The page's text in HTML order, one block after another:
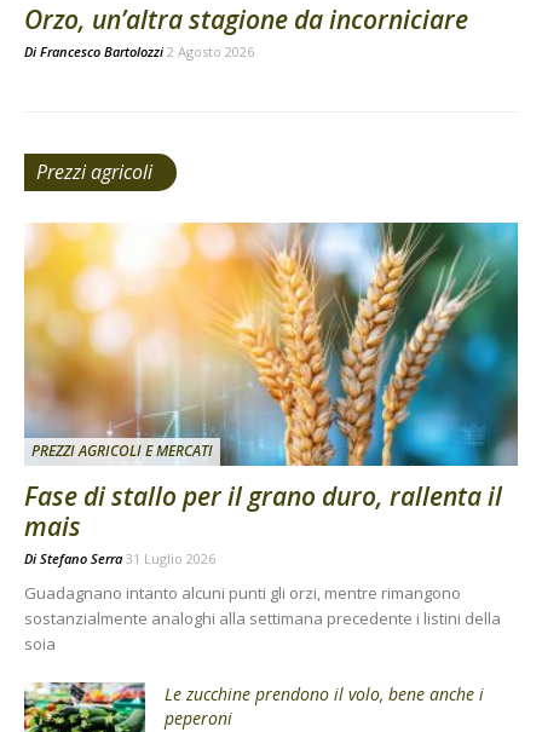
Orzo, un’altra stagione da incorniciare
Di Francesco Bartolozzi 2 Agosto 2026
Prezzi agricoli
PREZZI AGRICOLI E MERCATI
Fase di stallo per il grano duro, rallenta il
mais
Di Stefano Serra 31 Luglio 2026
Guadagnano intanto alcuni punti gli orzi, mentre rimangono
sostanzialmente analoghi alla settimana precedente i listini della
soia
Le zucchine prendono il volo, bene anche i
peperoni